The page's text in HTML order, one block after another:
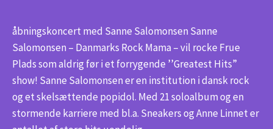
åbningskoncert med Sanne Salomonsen Sanne
Salomonsen – Danmarks Rock Mama – vil rocke Frue
Plads som aldrig før i et forrygende ’’Greatest Hits”
show! Sanne Salomonsen er en institution i dansk rock
og et skelsættende popidol. Med 21 soloalbum og en
stormende karriere med bl.a. Sneakers og Anne Linnet er